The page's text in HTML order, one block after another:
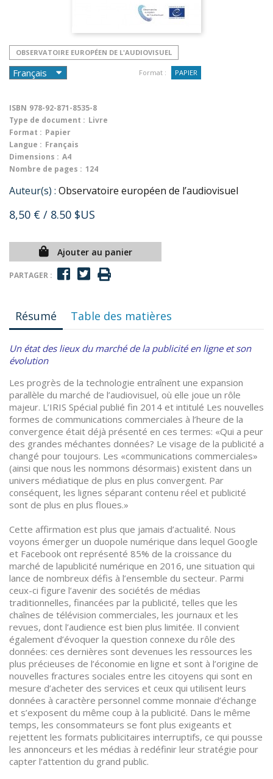
OBSERVATOIRE EUROPÉEN DE L'AUDIOVISUEL
Format : PAPIER
ISBN 978-92-871-8535-8
Type de document : Livre
Format : Papier
Langue : Français
Dimensions : A4
Nombre de pages : 124
Auteur(s) : Observatoire européen de l’audiovisuel
8,50 € / 8.50 $US
Ajouter au panier
PARTAGER :
Résumé Table des matières
Un état des lieux du marché de la publicité en ligne et son
évolution
Les progrès de la technologie entraînent une expansion
parallèle du marché de l’audiovisuel, où elle joue un rôle
majeur. L’IRIS Spécial publié fin 2014 et intitulé Les nouvelles
formes de communications commerciales à l’heure de la
convergence était déjà présenté en ces termes: «Qui a peur
des grandes méchantes données? Le visage de la publicité a
changé pour toujours. Les «communications commerciales»
(ainsi que nous les nommons désormais) existent dans un
univers médiatique de plus en plus convergent. Par
conséquent, les lignes séparant contenu réel et publicité
sont de plus en plus floues.»
Cette affirmation est plus que jamais d’actualité. Nous
voyons émerger un duopole numérique dans lequel Google
et Facebook ont représenté 85% de la croissance du
marché de lapublicité numérique en 2016, une situation qui
lance de nombreux défis à l’ensemble du secteur. Parmi
ceux-ci figure l’avenir des sociétés de médias
traditionnelles, financées par la publicité, telles que les
chaînes de télévision commerciales, les journaux et les
revues, dont l’audience est bien plus limitée. Il convient
également d’évoquer la question connexe du rôle des
données: ces dernières sont devenues les ressources les
plus précieuses de l’économie en ligne et sont à l’origine de
nouvelles fractures sociales entre les citoyens qui sont en
mesure d’acheter des services et ceux qui utilisent leurs
données à caractère personnel comme monnaie d’échange
et s’exposent du même coup à la publicité. Dans le même
temps, les consommateurs se font plus exigeants et
rejettent les formats publicitaires interruptifs, ce qui pousse
les annonceurs et les médias à redéfinir leur stratégie pour
capter l’attention du grand public.